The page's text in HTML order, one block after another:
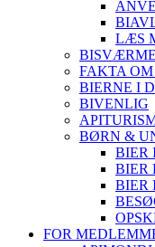
LÆS
BISVÆRME
FAKTA OM
BIERNE I
BIVENLIG
BØRN &
BIER
BIER
BIER
FOR